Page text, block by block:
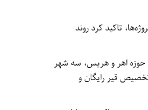
تاکید کرد روند
شهری ایران همچنین خاطرنشان کرد: از مجموع ۶ شهر حوزه اهر و هریس، سه شهر
قیر رایگان و